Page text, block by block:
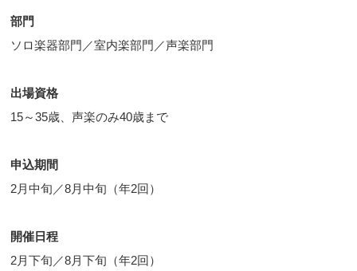
部門
ソロ楽器部門／室内楽部門／声楽部門
出場資格
15～35歳、声楽のみ40歳まで
申込期間
2月中旬／8月中旬（年2回）
開催日程
2月下旬／8月下旬（年2回）